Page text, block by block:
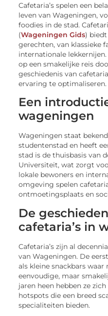
Cafetaria’s spelen een
leven van Wageningen,
foodies in de stad.
(Wageningen Gids) biedt
gerechten, van klassieke
internationale
op een smakelijke reis
geschiedenis van
ervaring te optimaliseren.
Een
wageningen
Wageningen staat
studentenstad en heeft
stad is de thuisbasis van
Universiteit, wat zorgt
lokale bewoners en
omgeving spelen
ontmoetingsplaats en
De
cafetaria’s in
Cafetaria’s zijn al
van Wageningen. De
als kleine snackbars
eenvoudige, maar
jaren heen hebben ze
hotspots die een breed
specialiteiten bieden.